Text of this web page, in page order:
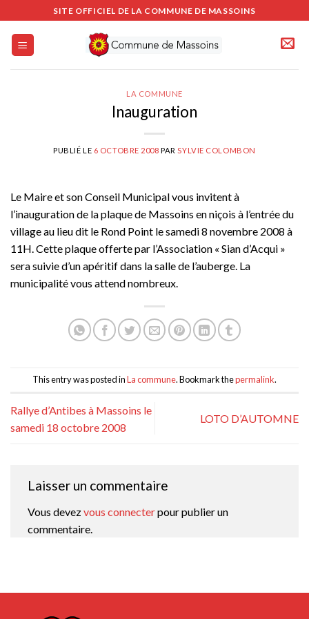
au
contenu
SITE OFFICIEL DE LA COMMUNE DE MASSOINS
LA COMMUNE
Inauguration
PUBLIÉ LE 6 OCTOBRE 2008 PAR SYLVIE COLOMBON
Le Maire et son Conseil Municipal vous invitent à
l’inauguration de la plaque de Massoins en niçois à l’entrée du
village au lieu dit le Rond Point le samedi 8 novembre 2008 à
11H. Cette plaque offerte par l’Association « Sian d’Acqui »
sera suivie d’un apéritif dans la salle de l’auberge. La
municipalité vous attend nombreux.
This entry was posted inLa commune. Bookmark thepermalink.
Rallye d’Antibes à Massoins le
samedi 18 octobre 2008
LOTO D’AUTOMNE
Laisser un commentaire
Vous devezvous connecterpour publier un
commentaire.